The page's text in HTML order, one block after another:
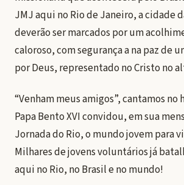
JMJ aqui no Rio de Janeiro, a cidade
deverão ser marcados por um
caloroso, com segurança a na paz de
por Deus, representado no Cristo no
“Venham meus amigos”, cantamos no
Papa Bento XVI convidou, em sua
Jornada do Rio, o mundo jovem para
Milhares de jovens voluntários já
aqui no Rio, no Brasil e no mundo!